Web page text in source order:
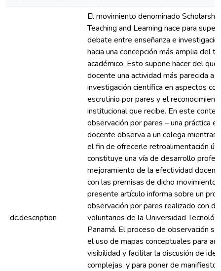
dc.description
El movimiento denominado
Teaching and Learning nace para
debate entre enseñanza e
hacia una concepción más amplia del
académico. Esto supone hacer del
docente una actividad más parecida a
investigación científica en aspectos
escrutinio por pares y el
institucional que recibe. En este
observación por pares – una práctica
docente observa a un colega mientras
el fin de ofrecerle retroalimentación
constituye una vía de desarrollo
mejoramiento de la efectividad
con las premisas de dicho movimiento.
presente artículo informa sobre un
observación por pares realizado con
voluntarios de la Universidad
Panamá. El proceso de observación
el uso de mapas conceptuales para
visibilidad y facilitar la discusión de
complejas, y para poner de manifiesto